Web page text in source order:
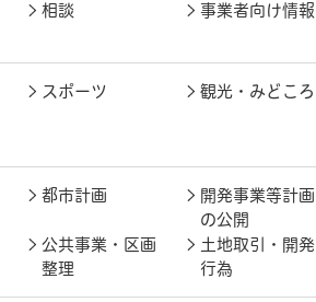
相談 事業者向け情報
スポーツ 観光・みどころ
都市計画
開発事業等計画
の公開
公共事業・区画
整理
土地取引・開発
行為